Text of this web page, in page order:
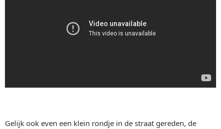
Gelijk ook even een klein rondje in de straat gereden, de